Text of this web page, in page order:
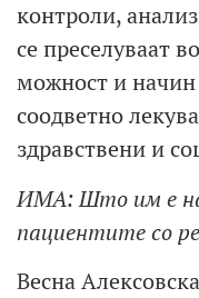
контроли,
се преселуваат
можност и начин
соодветно
здравствени и
ИМА: Што им е
пациентите со
Весна